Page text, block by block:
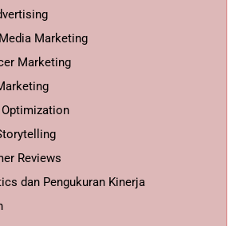
Marketing
Marketing
Reviews
dan Pengukuran Kinerja